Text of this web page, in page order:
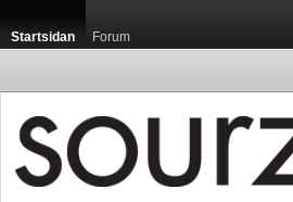
Startsidan Forum